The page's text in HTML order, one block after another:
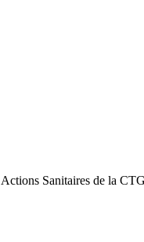
Sanitaires de la